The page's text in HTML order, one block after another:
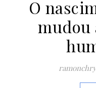
O
mudou